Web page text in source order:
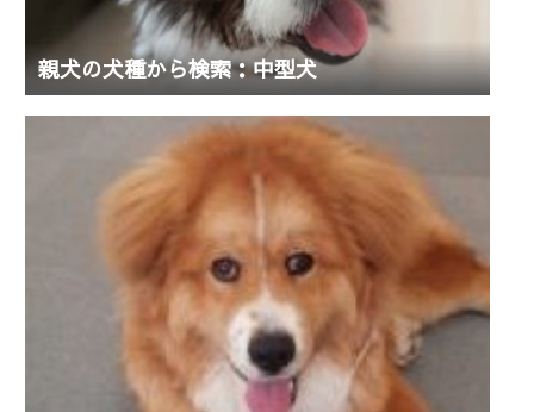
親犬の犬種から検索：中型犬